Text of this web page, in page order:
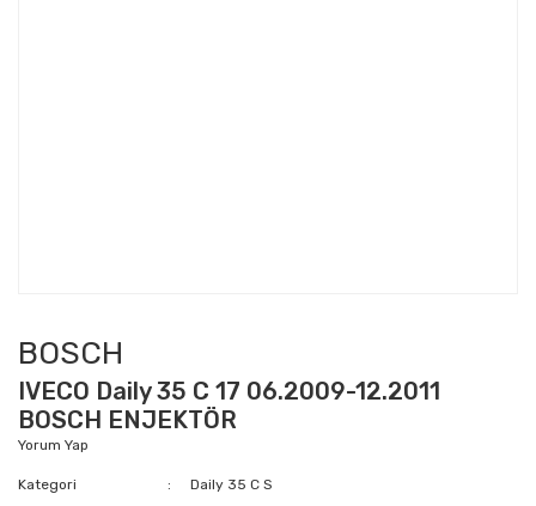
BOSCH
IVECO Daily 35 C 17 06.2009-12.2011
BOSCH ENJEKTÖR
Yorum Yap
Kategori
Daily 35 C S